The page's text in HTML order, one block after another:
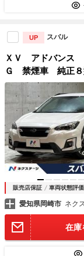
UP スバル
ＸＶ アドバンス
Ｇ 禁煙車 純正
コ 純正１８イン
ダプティブクルー
販売店保証 車両状態評
愛知県岡崎市 ネク
在庫